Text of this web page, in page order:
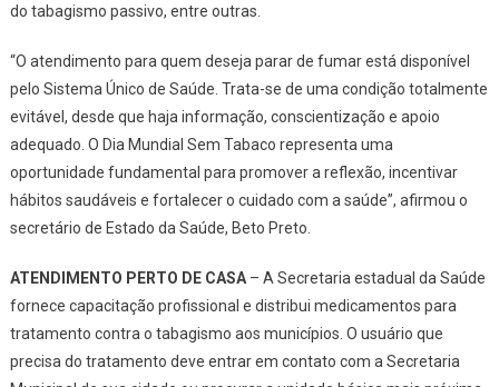
do tabagismo passivo, entre outras.
“O atendimento para quem deseja parar de fumar está disponível
pelo Sistema Único de Saúde. Trata-se de uma condição totalmente
evitável, desde que haja informação, conscientização e apoio
adequado. O Dia Mundial Sem Tabaco representa uma
oportunidade fundamental para promover a reflexão, incentivar
hábitos saudáveis e fortalecer o cuidado com a saúde”, afirmou o
secretário de Estado da Saúde, Beto Preto.
ATENDIMENTO PERTO DE CASA– A Secretaria estadual da Saúde
fornece capacitação profissional e distribui medicamentos para
tratamento contra o tabagismo aos municípios. O usuário que
precisa do tratamento deve entrar em contato com a Secretaria